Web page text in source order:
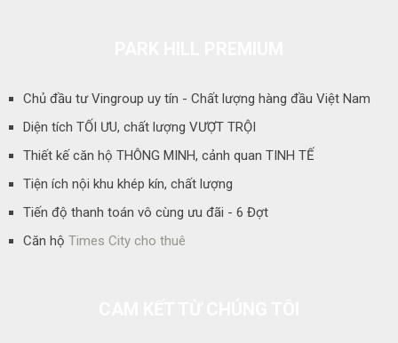
Chủ đầu tư Vingroup uy tín - Chất lượng hàng đầu Việt Nam
Diện tích TỐI ƯU, chất lượng VƯỢT TRỘI
Thiết kế căn hộ THÔNG MINH, cảnh quan TINH TẾ
Tiện ích nội khu khép kín, chất lượng
Tiến độ thanh toán vô cùng ưu đãi - 6 Đợt
Căn hộ Times City cho thuê